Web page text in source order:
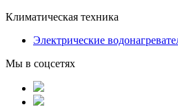
Климатическая техника
Электрические
Мы в соцсетях